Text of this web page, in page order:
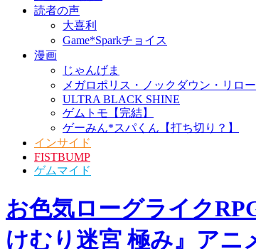
セール・無料
読者の声
大喜利
漫画
じゃんげま
メガロポリス・ノックダ
ウン・リローデッド【完
結】
ULTRA BLACK SHINE
ゲムトモ【完結】
ゲーみん*スパくん【打ち
インサイド
FISTBUMP
ゲムマイド